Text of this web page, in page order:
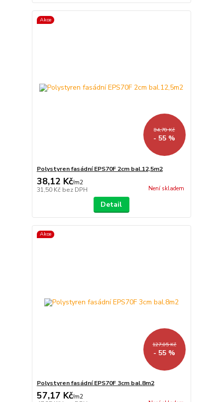
Akce
84,70 Kč
- 55 %
Polystyren fasádní EPS70F 2cm bal.12,5m2
38,12 Kč/m2
31,50 Kč bez DPH Není skladem
Detail
Akce
127,05 Kč
- 55 %
Polystyren fasádní EPS70F 3cm bal.8m2
57,17 Kč/m2